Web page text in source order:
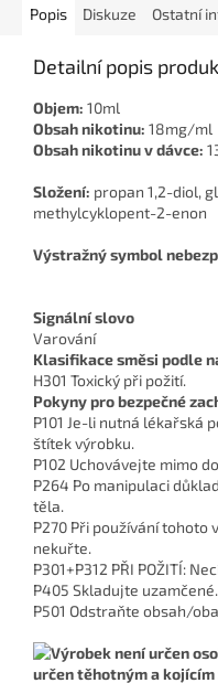
Popis Diskuze Ostatní
Detailní popis
Objem: 10ml
Obsah nikotinu: 18mg/ml
Obsah nikotinu v dávce:
Složení: propan 1,2-diol,
methylcyklopent-2-enon
Výstražný symbol
Signální slovo
Varování
Klasifikace směsi podle
H301 Toxický při požití.
Pokyny pro bezpečné
P101 Je-li nutná lékařská
štítek výrobku.
P102 Uchovávejte mimo
P264 Po manipulaci
těla.
P270 Při používání tohoto
nekuřte.
P301+P312 PŘI POŽITÍ:
P405 Skladujte uzamčené.
P501 Odstraňte obsah/